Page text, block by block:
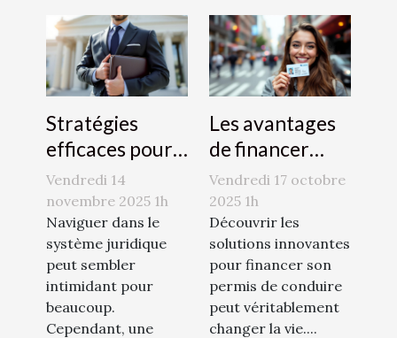
Stratégies
efficaces pour
naviguer dans
le système
juridique
Vendredi 14
novembre 2025 1h
Naviguer dans le
système juridique
peut sembler
intimidant pour
beaucoup.
Cependant, une
Les avantages
de financer
votre permis de
conduire avec
le CPF
Vendredi 17 octobre
2025 1h
Découvrir les
solutions innovantes
pour financer son
permis de conduire
peut véritablement
changer la vie....